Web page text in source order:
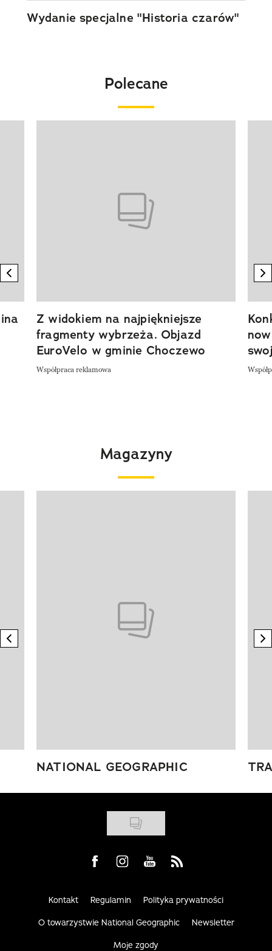
Wydanie specjalne "Historia czarów"
Polecane
previous element
Z widokiem na najpiękniejsze
fragmenty wybrzeża. Objazd
EuroVelo w gminie Choczewo
Współpraca reklamowa
Magazyny
previous element
NATIONAL GEOGRAPHIC
Visit us on Facebook
Visit us on Instagram
Visit us on Youtube
Visit us on Rss
Kontakt Regulamin Polityka prywatności
O towarzystwie National Geographic Newsletter
Moje zgody